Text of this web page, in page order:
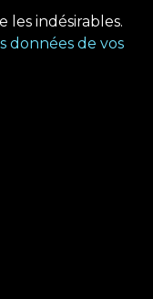
les indésirables.
données de vos